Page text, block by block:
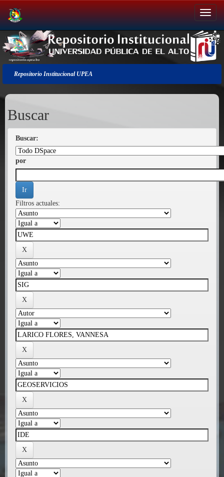
Salir
de
la
navegación
Repositorio Institucional UPEA
Buscar
Buscar:
por
Filtros actuales: